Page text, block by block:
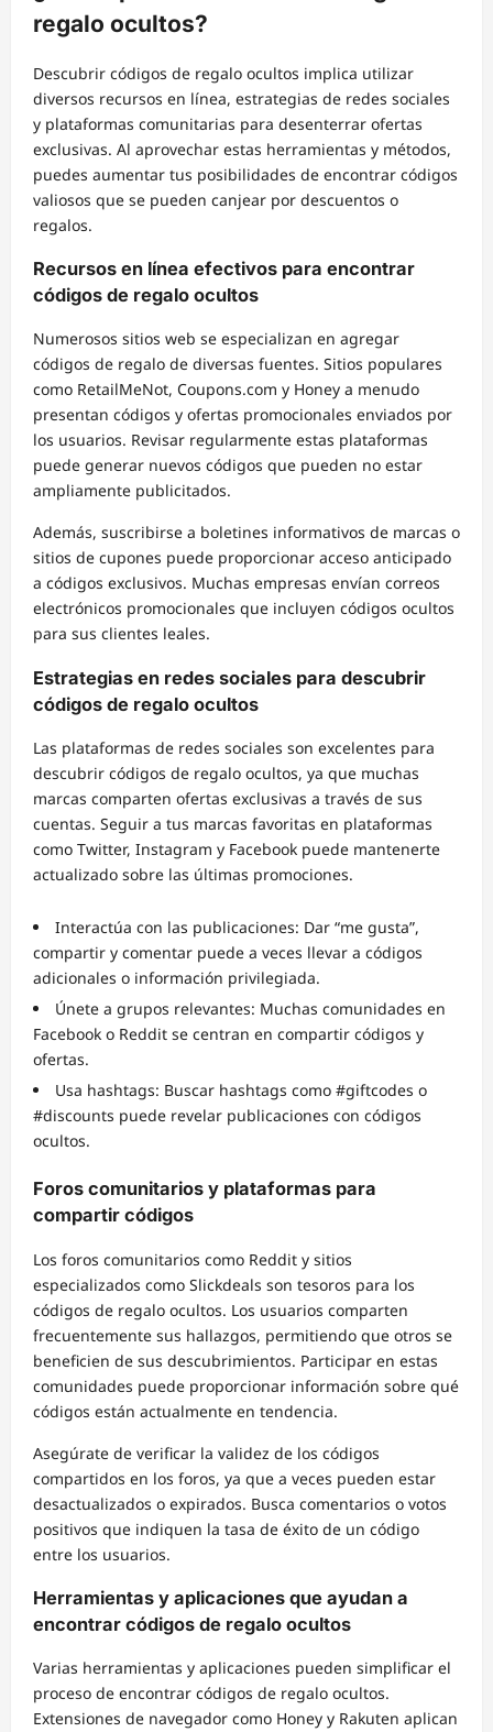
regalo ocultos?
Descubrir códigos de regalo ocultos implica utilizar
diversos recursos en línea, estrategias de redes sociales
y plataformas comunitarias para desenterrar ofertas
exclusivas. Al aprovechar estas herramientas y métodos,
puedes aumentar tus posibilidades de encontrar códigos
valiosos que se pueden canjear por descuentos o
regalos.
Recursos en línea efectivos para encontrar
códigos de regalo ocultos
Numerosos sitios web se especializan en agregar
códigos de regalo de diversas fuentes. Sitios populares
como RetailMeNot, Coupons.com y Honey a menudo
presentan códigos y ofertas promocionales enviados por
los usuarios. Revisar regularmente estas plataformas
puede generar nuevos códigos que pueden no estar
ampliamente publicitados.
Además, suscribirse a boletines informativos de marcas o
sitios de cupones puede proporcionar acceso anticipado
a códigos exclusivos. Muchas empresas envían correos
electrónicos promocionales que incluyen códigos ocultos
para sus clientes leales.
Estrategias en redes sociales para descubrir
códigos de regalo ocultos
Las plataformas de redes sociales son excelentes para
descubrir códigos de regalo ocultos, ya que muchas
marcas comparten ofertas exclusivas a través de sus
cuentas. Seguir a tus marcas favoritas en plataformas
como Twitter, Instagram y Facebook puede mantenerte
actualizado sobre las últimas promociones.
Interactúa con las publicaciones: Dar “me gusta”,
compartir y comentar puede a veces llevar a códigos
adicionales o información privilegiada.
Únete a grupos relevantes: Muchas comunidades en
Facebook o Reddit se centran en compartir códigos y
ofertas.
Usa hashtags: Buscar hashtags como #giftcodes o
#discounts puede revelar publicaciones con códigos
ocultos.
Foros comunitarios y plataformas para
compartir códigos
Los foros comunitarios como Reddit y sitios
especializados como Slickdeals son tesoros para los
códigos de regalo ocultos. Los usuarios comparten
frecuentemente sus hallazgos, permitiendo que otros se
beneficien de sus descubrimientos. Participar en estas
comunidades puede proporcionar información sobre qué
códigos están actualmente en tendencia.
Asegúrate de verificar la validez de los códigos
compartidos en los foros, ya que a veces pueden estar
desactualizados o expirados. Busca comentarios o votos
positivos que indiquen la tasa de éxito de un código
entre los usuarios.
Herramientas y aplicaciones que ayudan a
encontrar códigos de regalo ocultos
Varias herramientas y aplicaciones pueden simplificar el
proceso de encontrar códigos de regalo ocultos.
Extensiones de navegador como Honey y Rakuten aplican